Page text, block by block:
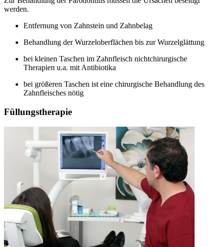
werden.
Entfernung von Zahnstein und Zahnbelag
Behandlung der Wurzeloberflächen bis zur Wurzelglättung
bei kleinen Taschen im Zahnfleisch nichtchirurgische
Therapien u.a. mit Antibiotika
bei größeren Taschen ist eine chirurgische Behandlung des
Zahnfleisches nötig
Füllungstherapie